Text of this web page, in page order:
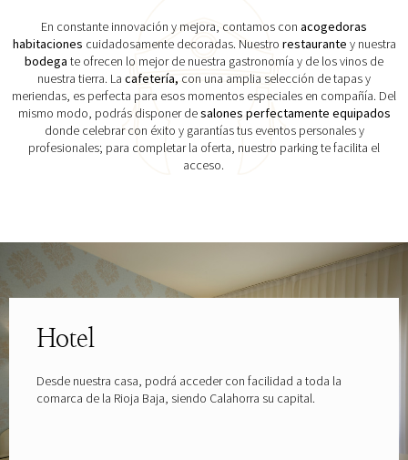
En constante innovación y mejora, contamos con acogedoras
habitaciones cuidadosamente decoradas. Nuestro restaurante y nuestra
bodega te ofrecen lo mejor de nuestra gastronomía y de los vinos de
nuestra tierra. La cafetería, con una amplia selección de tapas y
meriendas, es perfecta para esos momentos especiales en compañía. Del
mismo modo, podrás disponer desalones perfectamente equipados
donde celebrar con éxito y garantías tus eventos personales y
profesionales; para completar la oferta, nuestro parking te facilita el
acceso.
Hotel
Desde nuestra casa, podrá acceder con facilidad a toda la
comarca de la Rioja Baja, siendo Calahorra su capital.